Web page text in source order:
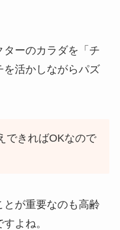
ーのカラダを「チ
を活かしながらパズ
できればOKなので
とが重要なのも高齢
よね。